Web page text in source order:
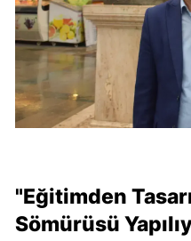
"Eğitimden
Sömürüsü